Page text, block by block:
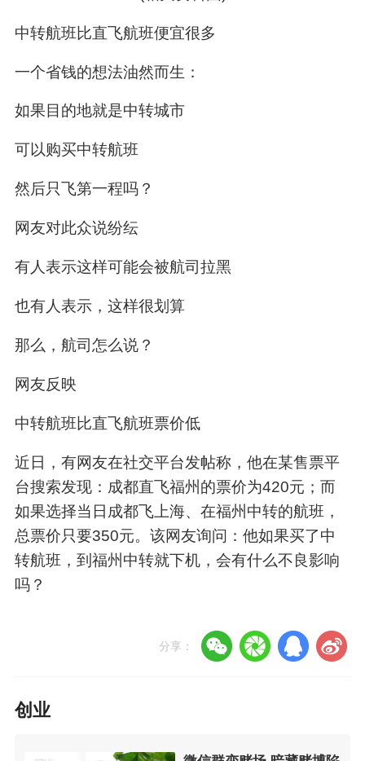
中转航班比直飞航班便宜很多
一个省钱的想法油然而生：
如果目的地就是中转城市
可以购买中转航班
然后只飞第一程吗？
网友对此众说纷纭
有人表示这样可能会被航司拉黑
也有人表示，这样很划算
那么，航司怎么说？
网友反映
中转航班比直飞航班票价低
近日，有网友在社交平台发帖称，他在某售票平
台搜索发现：成都直飞福州的票价为420元；而
如果选择当日成都飞上海、在福州中转的航班，
总票价只要350元。该网友询问：他如果买了中
转航班，到福州中转就下机，会有什么不良影响
吗？
分享：
创业